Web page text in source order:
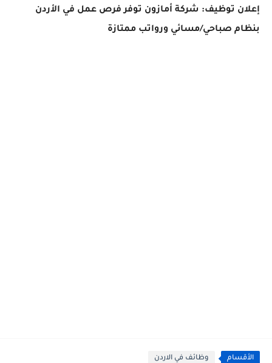
إعلان توظيف: شركة أمازون توفر فرص عمل في الأردن
بنظام صباحي/مسائي ورواتب ممتازة
الأقسام وظائف في الاردن